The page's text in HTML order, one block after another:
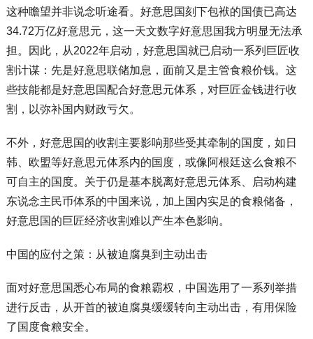
这种瞻望并非说念听途看。好意思国刻下包袱的国债已高达
34.72万亿好意思元，这一天文数字好意思国我方明显无法承
担。因此，从2022年启动，好意思国就已启动一系列巨匠收
割计谋：先是好意思联储加息，面前又是主管食粮价钱。这
些技能都是好意思国配合好意思元体系，对巨匠金钱进行收
割，以弥补国内财政亏欠。
不外，好意思国的收割主要影响那些受其牵制的国度，如日
韩、欧盟等好意思元体系内的国度，或像阿根廷这么食粮不
可自主的国度。关于仍是基本脱离好意思元体系、启动构建
东说念主民币体系的中国来说，加上国内实足的食粮储备，
好意思国的巨匠经济收割难以产生本色影响。
中国的应付之策：从被迫腐臭到主动出击
面对好意思国悉心布局的食粮霸权，中国选用了一系列举措
进行反击，从开首的被迫腐臭缓缓转向主动出击，有用保险
了国度食粮安全。